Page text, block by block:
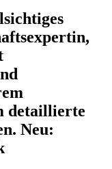
detaillierte
Neu: